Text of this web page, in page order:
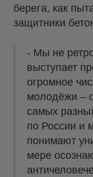
берега, как
защитники
- Мы не
выступает
огромное
молодёжи –
самых
по России и
понимают
мере